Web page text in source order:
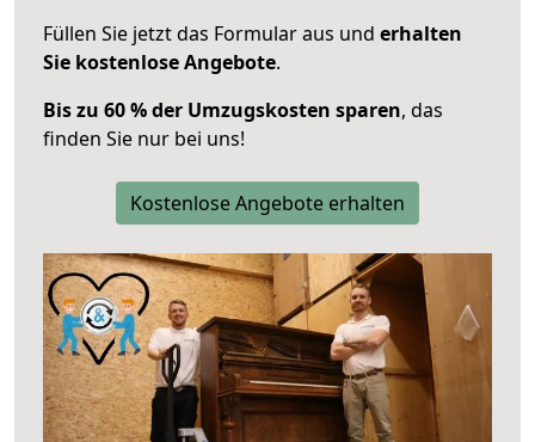
Füllen Sie jetzt das Formular aus und erhalten
Sie kostenlose Angebote.
Bis zu 60 % der Umzugskosten sparen, das
finden Sie nur bei uns!
Kostenlose Angebote erhalten